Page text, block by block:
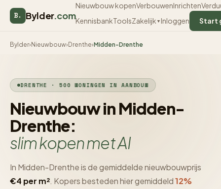
B. Bylder.com
Nieuwbouw kopenVerbouwenInrichten
KennisbankToolsZakelijk ▼ Inloggen Start
Bylder› Nieuwbouw› Drenthe›Midden-Drenthe
DRENTHE · 500 WONINGEN IN AANBOUW
Nieuwbouw in Midden-
Drenthe:
slim kopen met AI
In Midden-Drenthe is de gemiddelde nieuwbouwprijs
€4 per m². Kopers besteden hier gemiddeld12%